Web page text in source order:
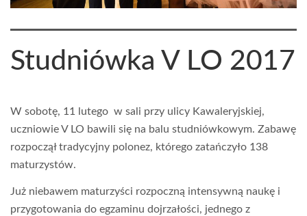
Studniówka V LO 2017
W sobotę, 11 lutego w sali przy ulicy Kawaleryjskiej,
uczniowie V LO bawili się na balu studniówkowym. Zabawę
rozpoczął tradycyjny polonez, którego zatańczyło 138
maturzystów.
Już niebawem maturzyści rozpoczną intensywną naukę i
przygotowania do egzaminu dojrzałości, jednego z